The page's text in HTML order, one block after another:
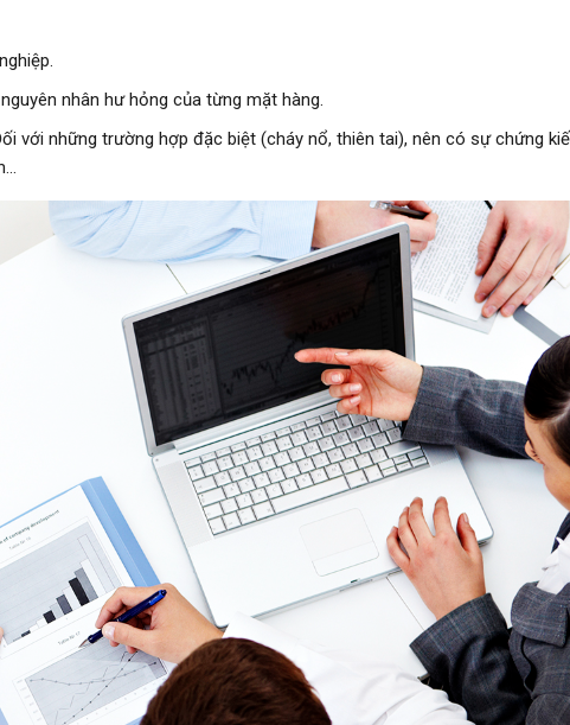
nhân hư hỏng của từng mặt hàng.
với những trường hợp đặc biệt (cháy nổ, thiên tai), nên có sự chứng